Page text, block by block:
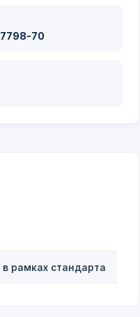
70
в рамках стандарта